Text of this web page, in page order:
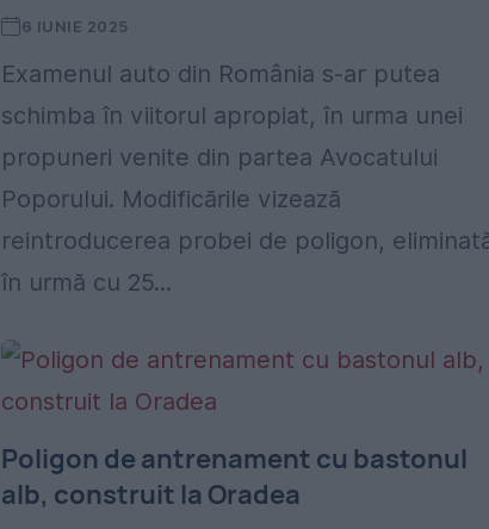
6 IUNIE 2025
Examenul auto din România s-ar putea
schimba în viitorul apropiat, în urma unei
propuneri venite din partea Avocatului
Poporului. Modificările vizează
reintroducerea probei de poligon,
în urmă cu 25...
Poligon de antrenament cu bastonul
alb, construit la Oradea